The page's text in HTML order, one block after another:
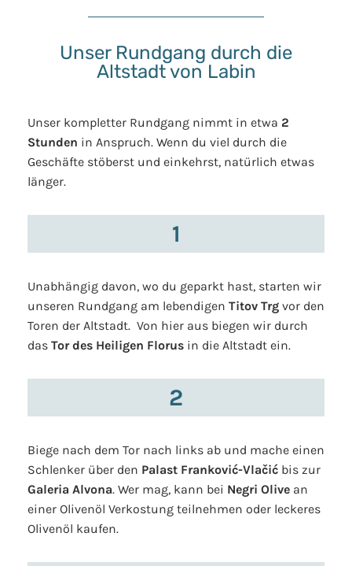
Unser Rundgang durch die
Altstadt von Labin
Unser kompletter Rundgang nimmt in etwa 2
Stunden in Anspruch. Wenn du viel durch die
Geschäfte stöberst und einkehrst, natürlich etwas
länger.
1
Unabhängig davon, wo du geparkt hast, starten wir
unseren Rundgang am lebendigen Titov Trg vor den
Toren der Altstadt. Von hier aus biegen wir durch
das Tor des Heiligen Florus in die Altstadt ein.
2
Biege nach dem Tor nach links ab und mache einen
Schlenker über den Palast Franković-Vlačić bis zur
Galeria Alvona. Wer mag, kann bei Negri Olive an
einer Olivenöl Verkostung teilnehmen oder leckeres
Olivenöl kaufen.